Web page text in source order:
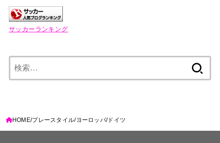
サッカーランキング
索:
HOME プレースタイル ヨーロッパ ドイツ